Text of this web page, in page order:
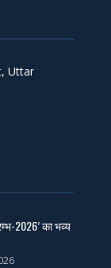
Uttar
2026’ का भव्य